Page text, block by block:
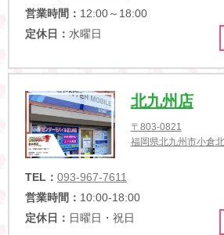
営業時間： 12:00～18:00
定休日： 水曜日
北九州店
〒803-0821
福岡県北九州市小倉
TEL： 093-967-7611
営業時間： 10:00-18:00
定休日： 日曜日・祝日